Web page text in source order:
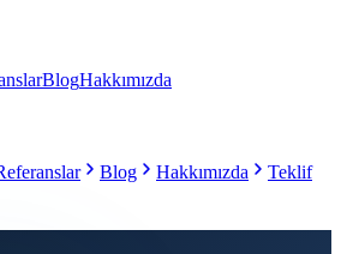
BlogHakkımızda
Blog Hakkımızda
Teklif